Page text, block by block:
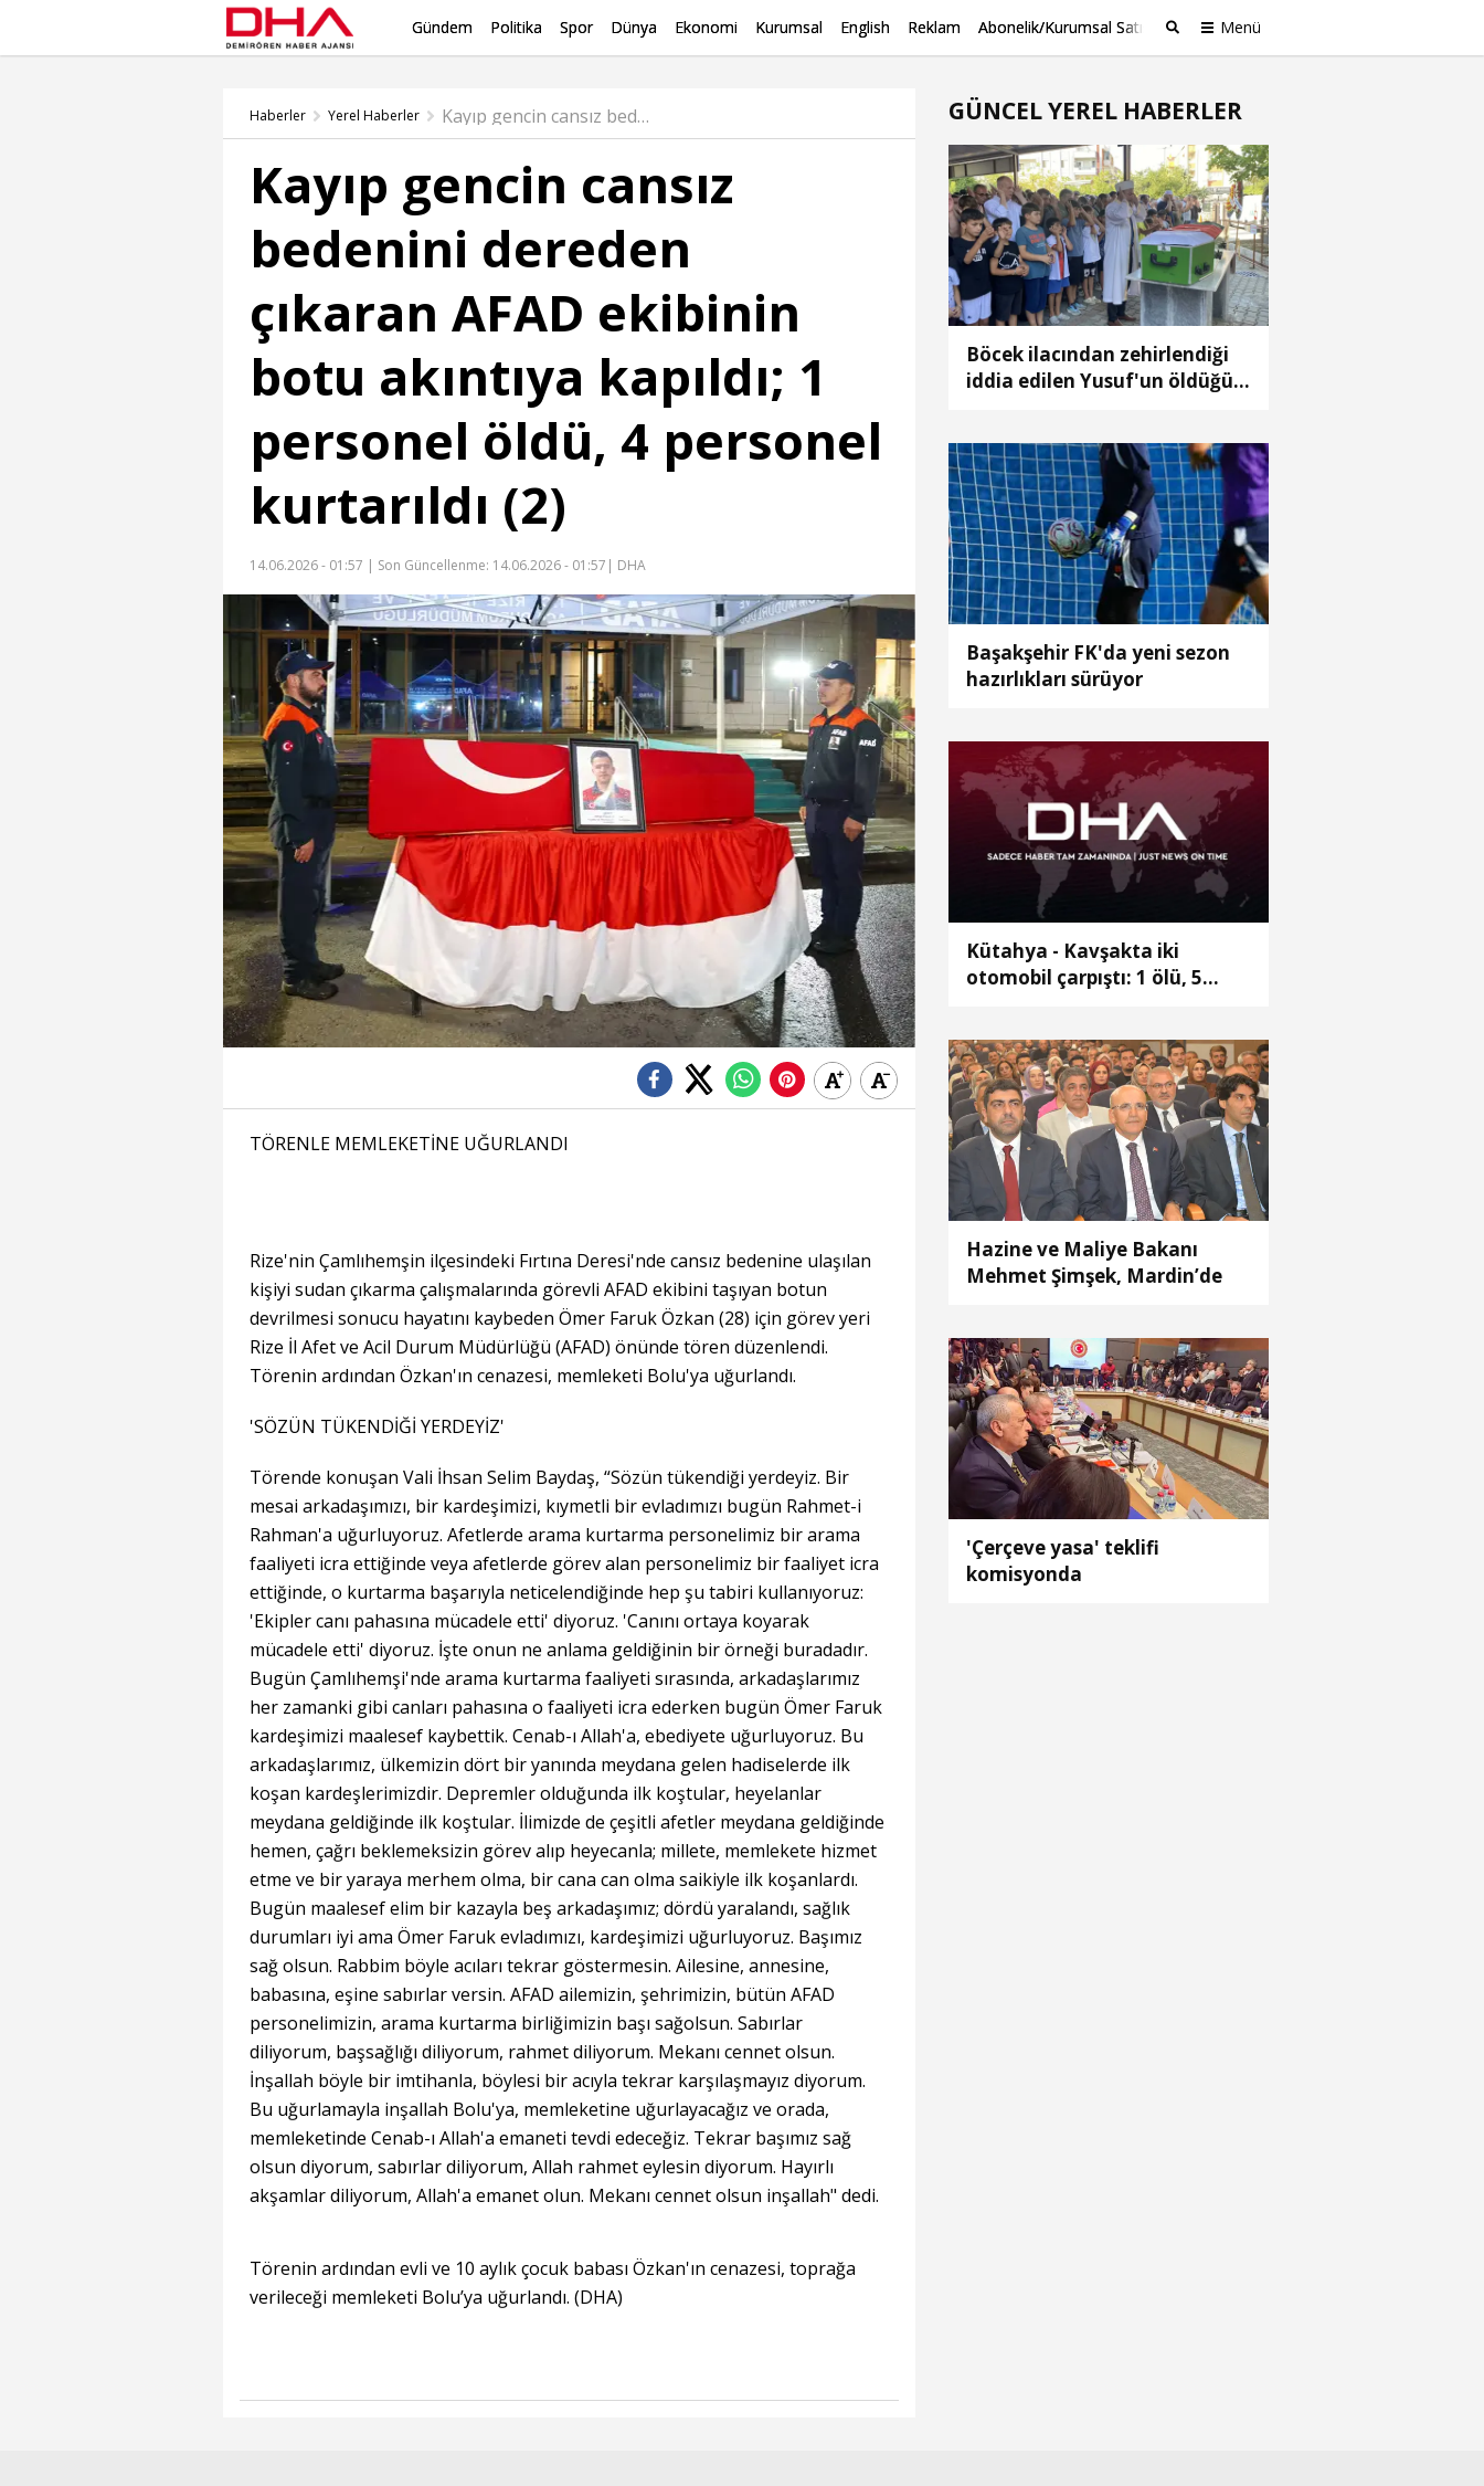
Gündem Politika Spor Dünya Ekonomi Kurumsal English Reklam Abonelik/Kurumsal Satış Menü
Haberler Yerel Haberler Kayıp gencin cansız bedenini dereden çıkaran AFAD ekibinin botu akıntıya kapıldı; 1 personel öldü, 4 personel kurtarıldı (2) Haber
Kayıp gencin cansız
bedenini dereden
çıkaran AFAD ekibinin
botu akıntıya kapıldı; 1
personel öldü, 4 personel
kurtarıldı (2)
14.06.2026 - 01:57 | Son Güncellenme: 14.06.2026 - 01:57 | DHA
TÖRENLE MEMLEKETİNE UĞURLANDI
Rize'nin Çamlıhemşin ilçesindeki Fırtına Deresi'nde cansız bedenine ulaşılan
kişiyi sudan çıkarma çalışmalarında görevli AFAD ekibini taşıyan botun
devrilmesi sonucu hayatını kaybeden Ömer Faruk Özkan (28) için görev yeri
Rize İl Afet ve Acil Durum Müdürlüğü (AFAD) önünde tören düzenlendi.
Törenin ardından Özkan'ın cenazesi, memleketi Bolu'ya uğurlandı.
'SÖZÜN TÜKENDİĞİ YERDEYİZ'
Törende konuşan Vali İhsan Selim Baydaş, “Sözün tükendiği yerdeyiz. Bir
mesai arkadaşımızı, bir kardeşimizi, kıymetli bir evladımızı bugün Rahmet-i
Rahman'a uğurluyoruz. Afetlerde arama kurtarma personelimiz bir arama
faaliyeti icra ettiğinde veya afetlerde görev alan personelimiz bir faaliyet icra
ettiğinde, o kurtarma başarıyla neticelendiğinde hep şu tabiri kullanıyoruz:
'Ekipler canı pahasına mücadele etti' diyoruz. 'Canını ortaya koyarak
mücadele etti' diyoruz. İşte onun ne anlama geldiğinin bir örneği buradadır.
Bugün Çamlıhemşi'nde arama kurtarma faaliyeti sırasında, arkadaşlarımız
her zamanki gibi canları pahasına o faaliyeti icra ederken bugün Ömer Faruk
kardeşimizi maalesef kaybettik. Cenab-ı Allah'a, ebediyete uğurluyoruz. Bu
arkadaşlarımız, ülkemizin dört bir yanında meydana gelen hadiselerde ilk
koşan kardeşlerimizdir. Depremler olduğunda ilk koştular, heyelanlar
meydana geldiğinde ilk koştular. İlimizde de çeşitli afetler meydana geldiğinde
hemen, çağrı beklemeksizin görev alıp heyecanla; millete, memlekete hizmet
etme ve bir yaraya merhem olma, bir cana can olma saikiyle ilk koşanlardı.
Bugün maalesef elim bir kazayla beş arkadaşımız; dördü yaralandı, sağlık
durumları iyi ama Ömer Faruk evladımızı, kardeşimizi uğurluyoruz. Başımız
sağ olsun. Rabbim böyle acıları tekrar göstermesin. Ailesine, annesine,
babasına, eşine sabırlar versin. AFAD ailemizin, şehrimizin, bütün AFAD
personelimizin, arama kurtarma birliğimizin başı sağolsun. Sabırlar
diliyorum, başsağlığı diliyorum, rahmet diliyorum. Mekanı cennet olsun.
İnşallah böyle bir imtihanla, böylesi bir acıyla tekrar karşılaşmayız diyorum.
Bu uğurlamayla inşallah Bolu'ya, memleketine uğurlayacağız ve orada,
memleketinde Cenab-ı Allah'a emaneti tevdi edeceğiz. Tekrar başımız sağ
olsun diyorum, sabırlar diliyorum, Allah rahmet eylesin diyorum. Hayırlı
akşamlar diliyorum, Allah'a emanet olun. Mekanı cennet olsun inşallah" dedi.
Törenin ardından evli ve 10 aylık çocuk babası Özkan'ın cenazesi, toprağa
verileceği memleketi Bolu’ya uğurlandı. (DHA)
GÜNCEL YEREL HABERLER
Böcek ilacından zehirlendiği
iddia edilen Yusuf'un öldüğü
Başakşehir FK'da yeni sezon
hazırlıkları sürüyor
Kütahya - Kavşakta iki
otomobil çarpıştı: 1 ölü, 5
Hazine ve Maliye Bakanı
Mehmet Şimşek, Mardin’de
'Çerçeve yasa' teklifi
komisyonda